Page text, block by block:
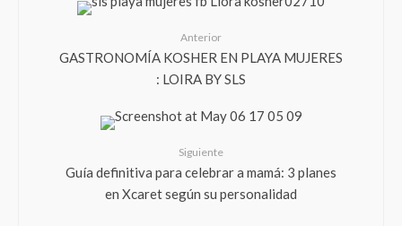
Anterior
GASTRONOMÍA KOSHER EN PLAYA MUJERES
: LOIRA BY SLS
Siguiente
Guía definitiva para celebrar a mamá: 3 planes
en Xcaret según su personalidad